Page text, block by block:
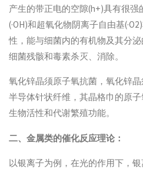
产生的带正电的空隙(h+)具有很
(·OH)和超氧化物阴离子自由基
性，能与细菌内的有机物及其分泌
细菌残骸和毒素杀灭、消除。
氧化锌晶须原子氧抗菌，氧化锌
半导体针状纤维，其晶格巾的原
生物活性和代谢繁殖功能。
二、金属类的催化反应理论：
以银离子为例，在光的作用下，